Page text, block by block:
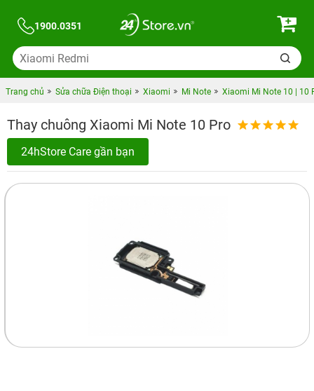
1900.0351
Trang chủ Sửa chữa Điện thoại Xiaomi Mi Note Xiaomi Mi Note 10 | 10
Thay chuông Xiaomi Mi Note 10 Pro
24hStore Care gần bạn